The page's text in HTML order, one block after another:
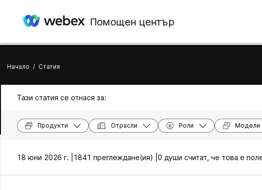
Помощен център
Начало / Статия
Тази статия се отнася за:
Продукти Отрасли Роли Модели
18 юни 2026 г. | 1841 преглеждане(ия) | 0 души считат, че това е